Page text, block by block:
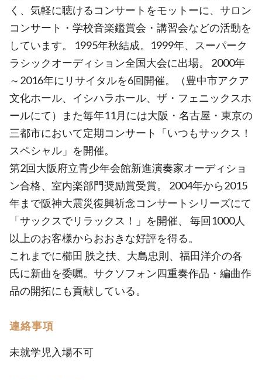
く、気軽に聴けるコンサートをモットーに、サロン
コンサート・学校音楽鑑賞会・講習会などの活動を
しています。 1995年秋結成。1999年、スーパーク
ラシックオーディション全国大会に出場。 2000年
～2016年にリサイタルを6回開催。（豊中市アクア
文化ホール、イシハラホール、ザ・フェニックスホ
ールにて）また毎年11月には大阪・名古屋・東京の
三都市において定期コンサート「いつもサックス！
スペシャル」を開催。
第2回大阪府立青少年会館新進演奏家オーディショ
ン合格、室内楽部門奨励賞受賞。 2004年から2015
年まで阪神大震災復興祈念コンサートシリーズにて
「サックスでリラックス！」を開催、 毎回1000人
以上のお客様からおおきな好評を得る。
これまでに櫛田 胅之扶、大島忠則、福田洋介の各
氏に新曲を委嘱。サクソフォン四重奏作品・編曲作
品の開拓にも貢献している。
連絡事項
未就学児入場不可